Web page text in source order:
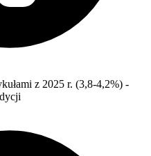
z 2025 r. (3,8-4,2%) -